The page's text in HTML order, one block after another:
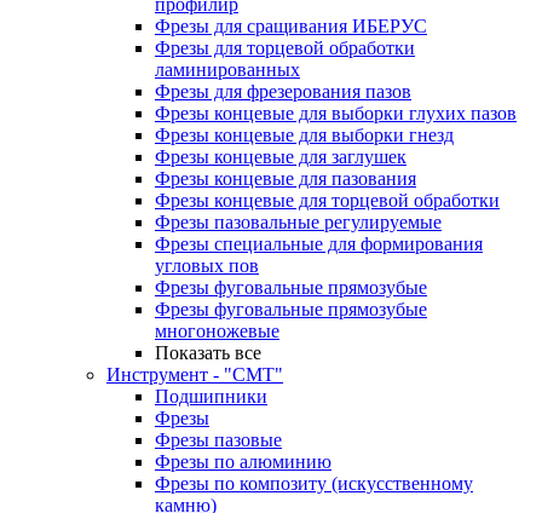
профилир
Фрезы для сращивания ИБЕРУС
Фрезы для торцевой обработки
ламинированных
Фрезы для фрезерования пазов
Фрезы концевые для выборки глухих пазов
Фрезы концевые для выборки гнезд
Фрезы концевые для заглушек
Фрезы концевые для пазования
Фрезы концевые для торцевой обработки
Фрезы пазовальные регулируемые
Фрезы специальные для формирования
угловых пов
Фрезы фуговальные прямозубые
Фрезы фуговальные прямозубые
многоножевые
Показать все
Инструмент - "СМТ"
Подшипники
Фрезы
Фрезы пазовые
Фрезы по алюминию
Фрезы по композиту (искусственному
камню)